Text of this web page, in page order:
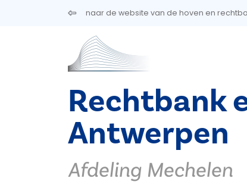
Overslaan en naar de inhoud gaan
naar de website van de hoven en
Rechtbank
Antwerpen
Afdeling Mechelen